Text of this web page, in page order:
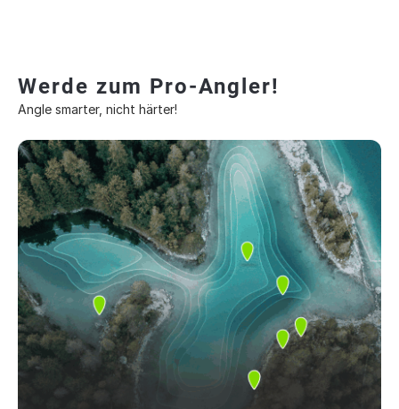
Werde zum Pro-Angler!
Angle smarter, nicht härter!